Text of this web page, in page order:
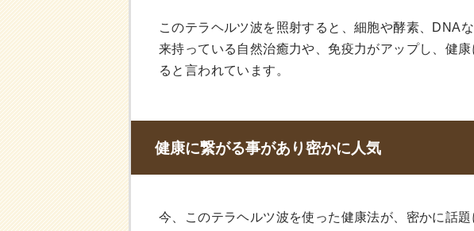
このテラヘルツ波を照射すると、細胞や酵素、DNA
来持っている自然治癒力や、免疫力がアップし、健
ると言われています。
健康に繋がる事があり密かに人気
今、このテラヘルツ波を使った健康法が、密かに話題